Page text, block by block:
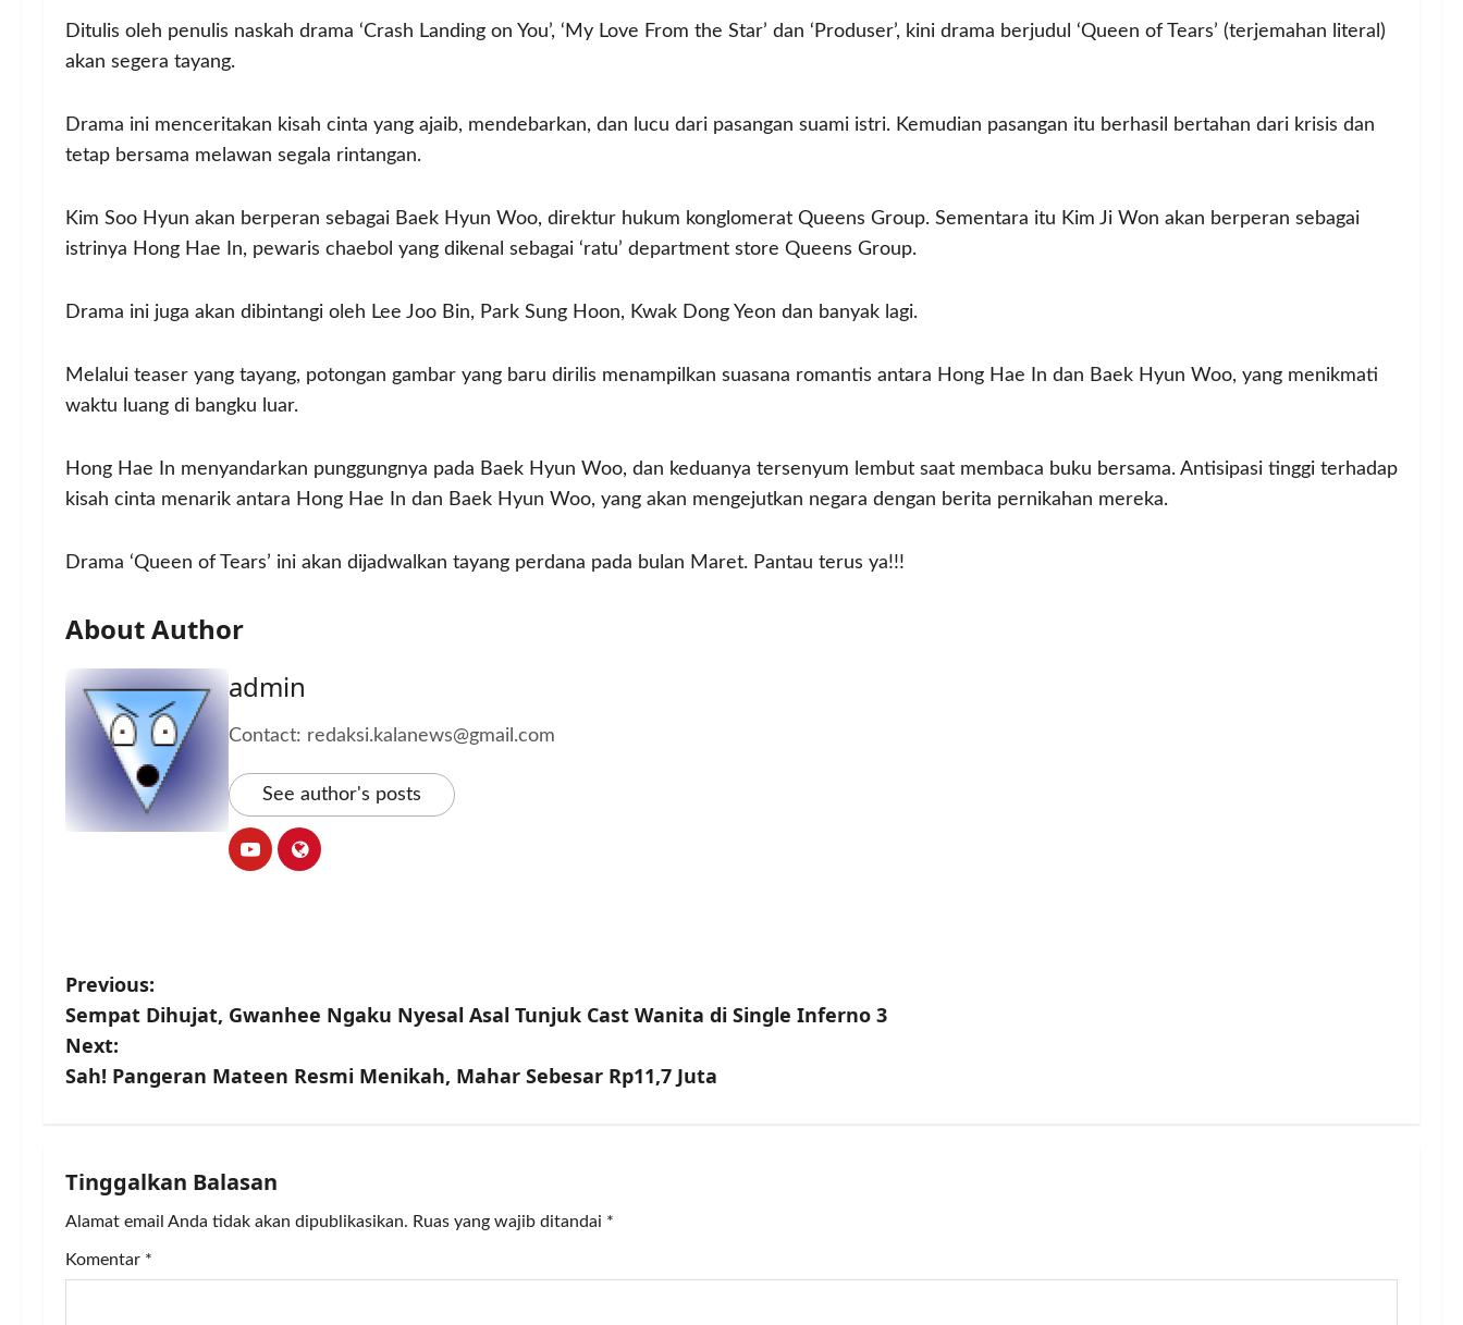
Ditulis oleh penulis naskah drama ‘Crash Landing on You’, ‘My Love From the Star’ dan ‘Produser’, kini drama berjudul ‘Queen of Tears’ (terjemahan literal)
akan segera tayang.
Drama ini menceritakan kisah cinta yang ajaib, mendebarkan, dan lucu dari pasangan suami istri. Kemudian pasangan itu berhasil bertahan dari krisis dan
tetap bersama melawan segala rintangan.
Kim Soo Hyun akan berperan sebagai Baek Hyun Woo, direktur hukum konglomerat Queens Group. Sementara itu Kim Ji Won akan berperan sebagai
istrinya Hong Hae In, pewaris chaebol yang dikenal sebagai ‘ratu’ department store Queens Group.
Drama ini juga akan dibintangi oleh Lee Joo Bin, Park Sung Hoon, Kwak Dong Yeon dan banyak lagi.
Melalui teaser yang tayang, potongan gambar yang baru dirilis menampilkan suasana romantis antara Hong Hae In dan Baek Hyun Woo, yang menikmati
waktu luang di bangku luar.
Hong Hae In menyandarkan punggungnya pada Baek Hyun Woo, dan keduanya tersenyum lembut saat membaca buku bersama. Antisipasi tinggi terhadap
kisah cinta menarik antara Hong Hae In dan Baek Hyun Woo, yang akan mengejutkan negara dengan berita pernikahan mereka.
Drama ‘Queen of Tears’ ini akan dijadwalkan tayang perdana pada bulan Maret. Pantau terus ya!!!
About Author
admin
Contact: redaksi.kalanews@gmail.com
See author's posts
P
o
s
n
a
v
Previous:
Sempat Dihujat, Gwanhee Ngaku Nyesal Asal Tunjuk Cast Wanita di Single Inferno 3
Next:
Sah! Pangeran Mateen Resmi Menikah, Mahar Sebesar Rp11,7 Juta
Tinggalkan Balasan
Alamat email Anda tidak akan dipublikasikan. Ruas yang wajib ditandai *
Komentar *